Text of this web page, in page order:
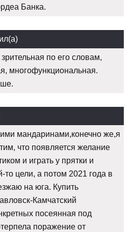
Банка.
по его словам,
многофункциональная.
мандаринами,конечно же,я
что появляется желание
и играть у прятки и
то цели, а потом 2021 года в
на юга. Купить
Камчатский
посеянная под
поражение от